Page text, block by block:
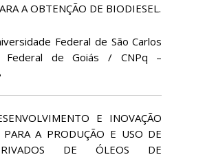
A OBTENÇÃO DE BIODIESEL.
Federal de São Carlos
de Goiás / CNPq –
E INOVAÇÃO
A PRODUÇÃO E USO DE
DE ÓLEOS DE